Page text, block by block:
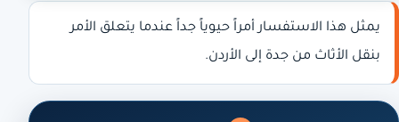
يمثل هذا الاستفسار أمراً حيوياً جداً عندما يتعلق الأمر
بنقل الأثاث من جدة إلى الأردن.